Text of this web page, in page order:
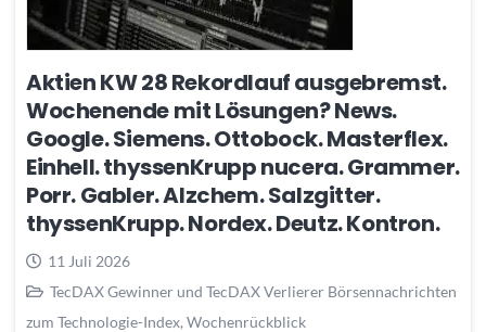
Aktien KW 28 Rekordlauf ausgebremst.
Wochenende mit Lösungen? News.
Google. Siemens. Ottobock. Masterflex.
Einhell. thyssenKrupp nucera. Grammer.
Porr. Gabler. Alzchem. Salzgitter.
thyssenKrupp. Nordex. Deutz. Kontron.
11 Juli 2026
TecDAX Gewinner und TecDAX Verlierer Börsennachrichten
zum Technologie-Index, Wochenrückblick